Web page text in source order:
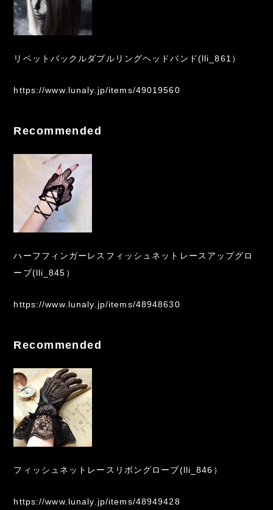
リベットバックルダブルリングヘッドバンド(lli_861）
https://www.lunaly.jp/items/49019560
Recommended
ハーフフィンガーレスフィッシュネットレースアップグロ
ーブ(lli_845）
https://www.lunaly.jp/items/48948630
Recommended
フィッシュネットレースリボングローブ(lli_846）
https://www.lunaly.jp/items/48949428